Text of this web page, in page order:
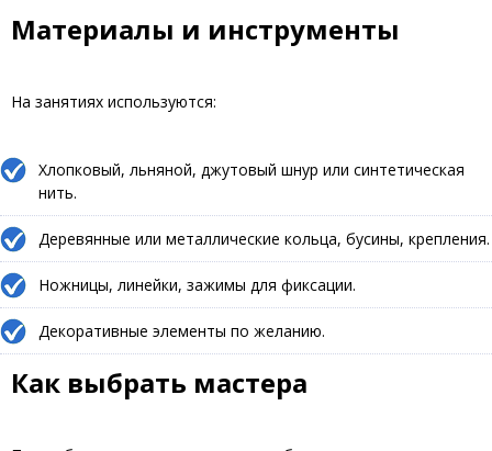
Материалы и инструменты
На занятиях используются:
Хлопковый, льняной, джутовый шнур или синтетическая
нить.
Деревянные или металлические кольца, бусины, крепления.
Ножницы, линейки, зажимы для фиксации.
Декоративные элементы по желанию.
Как выбрать мастера